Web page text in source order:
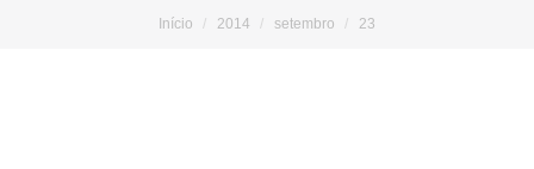
Início 2014 setembro 23